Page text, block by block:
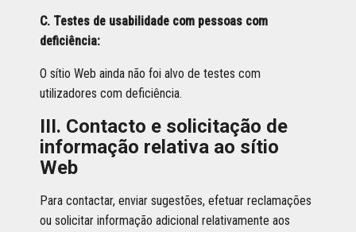
C. Testes de usabilidade com pessoas com
deficiência:
O sítio Web ainda não foi alvo de testes com
utilizadores com deficiência.
III. Contacto e solicitação de
informação relativa ao sítio
Web
Para contactar, enviar sugestões, efetuar reclamações
ou solicitar informação adicional relativamente aos